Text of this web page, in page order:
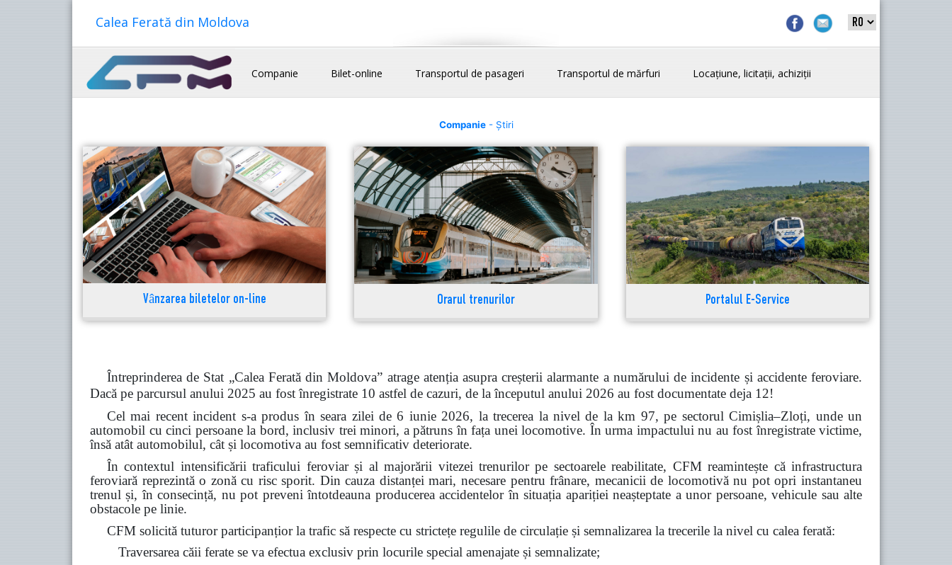
Calea Ferată din Moldova
Companie Bilet-online Transportul de pasageri Transportul de mărfuri Locațiune, licitații, achiziții
Companie- Știri
Vânzarea biletelor on-line Orarul trenurilor Portalul E-Service
Întreprinderea de Stat „Calea Ferată din Moldova” atrage atenția asupra creșterii alarmante a numărului de incidente și accidente feroviare.
Dacă pe parcursul anului 2025 au fost înregistrate 10 astfel de cazuri, de la începutul anului 2026 au fost documentate deja 12!
Cel mai recent incident s-a produs în seara zilei de 6 iunie 2026, la trecerea la nivel de la km 97, pe sectorul Cimișlia–Zloți, unde un
automobil cu cinci persoane la bord, inclusiv trei minori, a pătruns în fața unei locomotive. În urma impactului nu au fost înregistrate victime,
însă atât automobilul, cât și locomotiva au fost semnificativ deteriorate.
În contextul intensificării traficului feroviar și al majorării vitezei trenurilor pe sectoarele reabilitate, CFM reamintește că infrastructura
feroviară reprezintă o zonă cu risc sporit. Din cauza distanței mari, necesare pentru frânare, mecanicii de locomotivă nu pot opri instantaneu
trenul și, în consecință, nu pot preveni întotdeauna producerea accidentelor în situația apariției neașteptate a unor persoane, vehicule sau alte
obstacole pe linie.
CFM solicită tuturor participanțior la trafic să respecte cu strictețe regulile de circulație și semnalizarea la trecerile la nivel cu calea ferată:
Traversarea căii ferate se va efectua exclusiv prin locurile special amenajate și semnalizate;